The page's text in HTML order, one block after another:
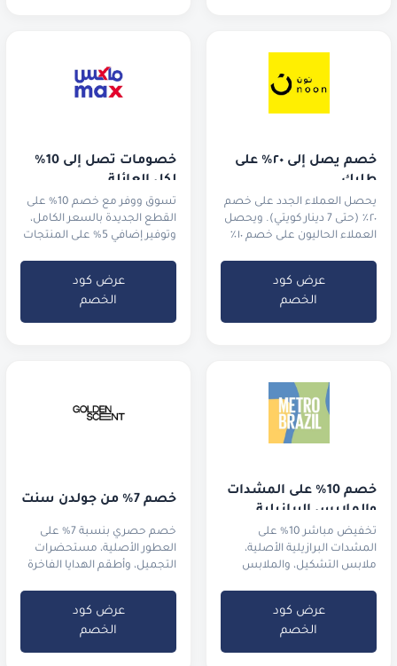
خصم يصل إلى ٢٠٪ على
طلبك
يحصل العملاء الجدد على خصم
٢٠٪ (حتى 7 دينار كويتي). ويحصل
العملاء الحاليون على خصم ١٠٪
عرض كود
الخصم
خصومات تصل إلى 10%
لكل العائلة
تسوق ووفر مع خصم 10% على
القطع الجديدة بالسعر الكامل،
وتوفير إضافي 5% على المنتجات
عرض كود
الخصم
خصم 10% على المشدات
والملابس البرازيلية
تخفيض مباشر 10% على
المشدات البرازيلية الأصلية،
ملابس التشكيل، والملابس
عرض كود
الخصم
خصم 7% من جولدن سنت
خصم حصري بنسبة 7% على
العطور الأصلية، مستحضرات
التجميل، وأطقم الهدايا الفاخرة
عرض كود
الخصم